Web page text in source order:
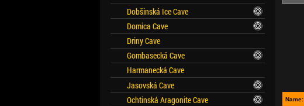
Name:
Dobšinská Ice Cave
Domica Cave
Driny Cave
Gombasecká Cave
Harmanecká Cave
Jasovská Cave
Ochtinská Aragonite Cave